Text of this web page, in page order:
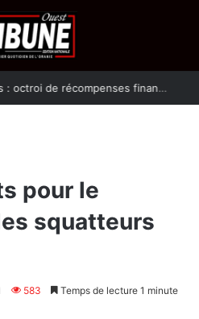
Lutte contre les drogues : octroi de récompenses financières aux dénonciateurs de trafiquants
pour le
squatteurs
583 Temps de lecture 1 minute